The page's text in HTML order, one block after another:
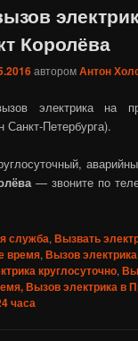
Королёва
авторомАнтон
электрика на
Санкт-Петербурга).
— звоните по
служба,Вызвать
время,Вызов
круглосуточно,
Вызов электрика в
часа